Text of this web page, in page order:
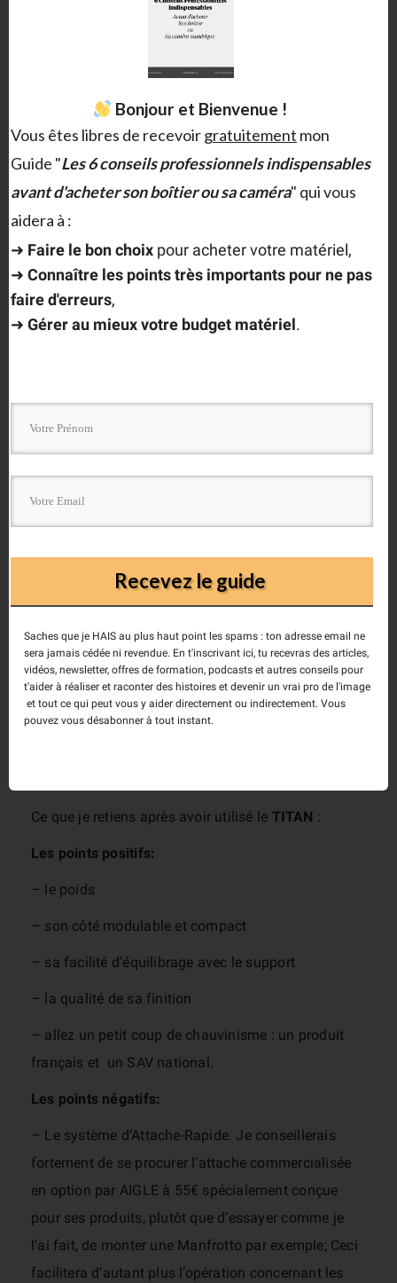
Outre toutes ces indications il est bon de prendre
conscience que le réglage et l’utilisation d’un
stabilisateur à main levée demande de
l’entraînement, on ne se proclame pas steadycamer
comme ça c’est une vrai compétence et un métier à
pour tourner tout un film avec de longues
séquences, il est fortement conseillé de compléter le
poids du boîtier ne repose plus sur le seul poignet,
mais sur ses hanches (voire ses épaules aussi). Ce
qui ne veut pas dire que vous n’aurez pas des
courbatures en fin de journée !
Promis dès que j’ai un peu de temps, je monte une
petite vidéo de présentation et quelques plans pour
Ce que je retiens après avoir utilisé le TITAN :
Les points positifs:
– le poids
– son côté modulable et compact
– sa facilité d’équilibrage avec le support
– la qualité de sa finition
– allez un petit coup de chauvinisme : un produit
français et un SAV national.
Les points négatifs:
– Le système d’Attache-Rapide. Je conseillerais
fortement de se procurer l’attache commercialisée
en option par AIGLE à 55€ spécialement conçue
pour ses produits, plutôt que d’essayer comme je
l’ai fait, de monter une Manfrotto par exemple; Ceci
facilitera d’autant plus l’opération concernant les
Bonjour et Bienvenue !
Vous êtes libres de recevoirgratuitement mon
Guide "Les 6 conseils professionnels indispensables
avant d'acheter son boîtier ou sa caméra" qui vous
aidera à :
➜ Faire le bon choix pour acheter votre matériel,
➜ Connaître les points très importants pour ne pas
faire d'erreurs,
➜ Gérer au mieux votre budget matériel.
Recevez le guide
Saches que je HAIS au plus haut point les spams : ton adresse email ne
sera jamais cédée ni revendue. En t'inscrivant ici, tu recevras des articles,
vidéos, newsletter, offres de formation, podcasts et autres conseils pour
t'aider à réaliser et raconter des histoires et devenir un vrai pro de l'image
et tout ce qui peut vous y aider directement ou indirectement. Vous
pouvez vous désabonner à tout instant.